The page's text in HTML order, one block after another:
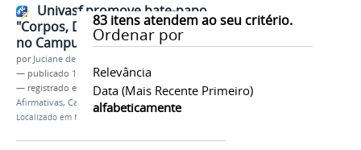
83itens atendem ao seu critério.
Ordenar por
Relevância
Data (mais Recente Primeiro)
alfabeticamente
Univasf promove bate-papo
"Corpos, Desejos e Saúde Mental"
no Campus Serra da Capivara
por Juciane de Jesus Aleixo
— publicado 17/10/2023
— registrado em:
GT Diversa,CPPD,Ações
Afirmativas, Campus Serra da Capivara
Localizado em Notícias